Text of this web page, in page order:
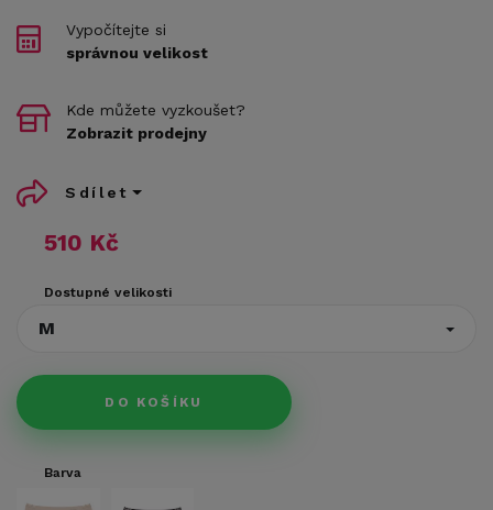
510 Kč
Dostupné velikosti
M
DO KOŠÍKU
Vypočítejte si
správnou velikost
Kde můžete vyzkoušet?
Zobrazit prodejny
Sdílet
Barva